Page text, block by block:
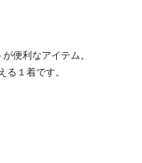
便利なアイテム。
る１着です。